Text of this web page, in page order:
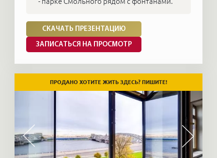
СКАЧАТЬ ПРЕЗЕНТАЦИЮ
ЗАПИСАТЬСЯ НА ПРОСМОТР
ПРОДАНО ХОТИТЕ ЖИТЬ ЗДЕСЬ? ПИШИТЕ!